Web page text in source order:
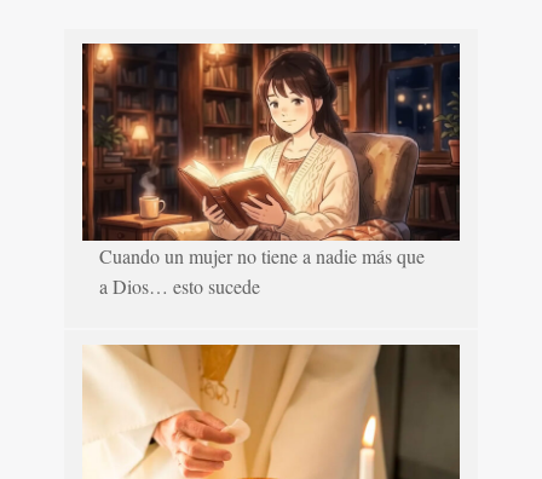
Cuando un mujer no tiene a nadie más que
a Dios… esto sucede